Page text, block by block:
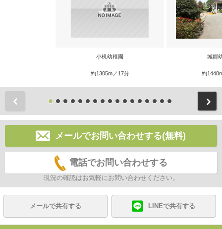
小机幼稚園
約1305m／17分
城郷
約
メールでお問い合わせする(無料)
電話でお問い合わせする
現況の確認はお気軽にお問い合わせください。
メールで共有する LINEで共有する